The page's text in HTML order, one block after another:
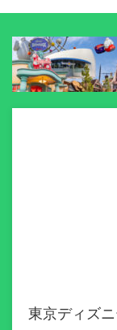
東京ディズ